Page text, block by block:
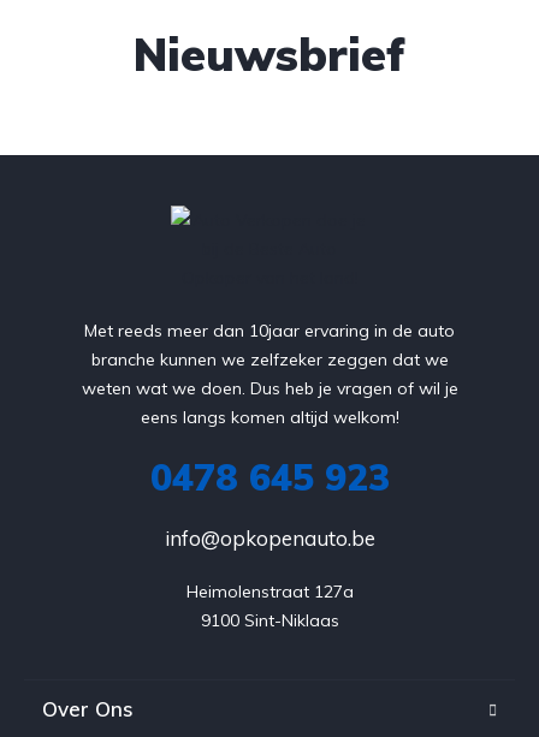
Nieuwsbrief
Met reeds meer dan 10jaar ervaring in de auto
branche kunnen we zelfzeker zeggen dat we
weten wat we doen. Dus heb je vragen of wil je
eens langs komen altijd welkom!
0478 645 923
info@opkopenauto.be
Heimolenstraat 127a
9100 Sint-Niklaas
Over Ons